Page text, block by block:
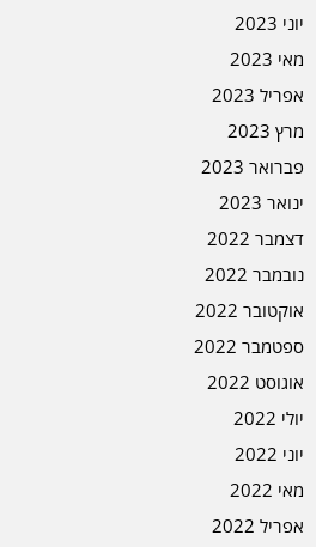
יוני 2023
מאי 2023
אפריל 2023
מרץ 2023
פברואר 2023
ינואר 2023
דצמבר 2022
נובמבר 2022
אוקטובר 2022
ספטמבר 2022
אוגוסט 2022
יולי 2022
יוני 2022
מאי 2022
אפריל 2022